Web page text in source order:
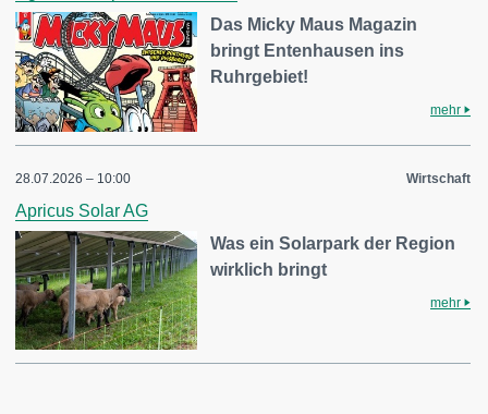
Das Micky Maus Magazin
bringt Entenhausen ins
Ruhrgebiet!
mehr
28.07.2026 – 10:00 Wirtschaft
Apricus Solar AG
Was ein Solarpark der Region
wirklich bringt
mehr